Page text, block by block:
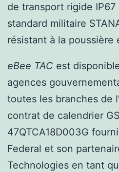
de transport rigide
standard militaire
résistant à la poussière
eBee TAC est
agences
toutes les branches de
contrat de calendrier
47QTCA18D003G
Federal et son
Technologies en tant